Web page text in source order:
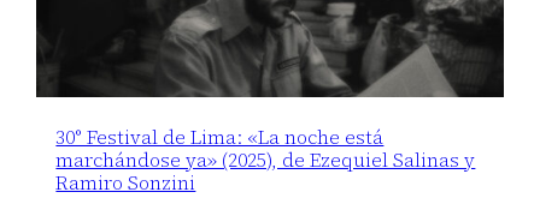
30° Festival de Lima: «La noche está
marchándose ya» (2025), de Ezequiel Salinas y
Ramiro Sonzini